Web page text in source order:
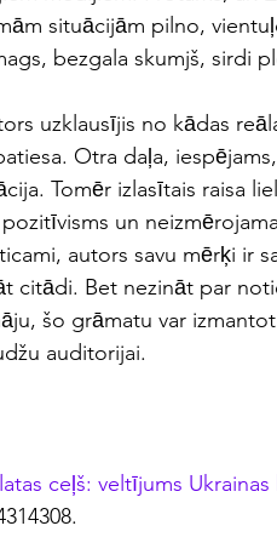
situācijām pilno,
bezgala skumjš, sirdi
uzklausījis no kādas
Otra daļa,
Tomēr izlasītais raisa
un
autors savu mērķi ir
citādi. Bet nezināt par
šo grāmatu var
auditorijai.
ceļš: veltījums